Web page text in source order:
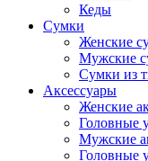
Кеды
Сумки
Женские
Мужские
Сумки из
Аксессуары
Женские
Головные
Мужские
Головные